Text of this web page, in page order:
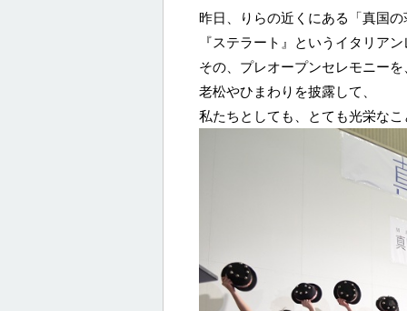
昨日、りらの近くにある「真国の
『ステラート』というイタリア
その、プレオープンセレモニー
老松やひまわりを披露して、
私たちとしても、とても光栄な